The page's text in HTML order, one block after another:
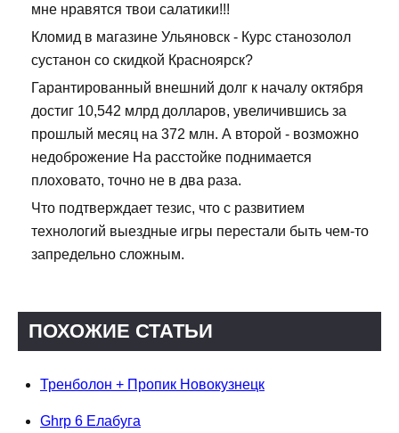
мне нравятся твои салатики!!!
Кломид в магазине Ульяновск - Курс станозолол
сустанон со скидкой Красноярск?
Гарантированный внешний долг к началу октября
достиг 10,542 млрд долларов, увеличившись за
прошлый месяц на 372 млн. А второй - возможно
недоброжение На расстойке поднимается
плоховато, точно не в два раза.
Что подтверждает тезис, что с развитием
технологий выездные игры перестали быть чем-то
запредельно сложным.
ПОХОЖИЕ СТАТЬИ
Тренболон + Пропик Новокузнецк
Ghrp 6 Елабуга